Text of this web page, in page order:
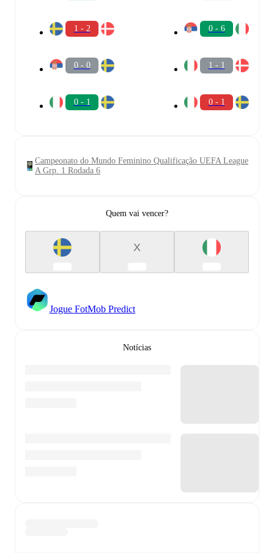
1 - 2
0 - 0
0 - 1
0 - 6
1 - 1
0 - 1
Campeonato do Mundo Feminino Qualificação UEFA League
A Grp. 1 Rodada 6
Quem vai vencer?
X
Jogue FotMob Predict
Notícias